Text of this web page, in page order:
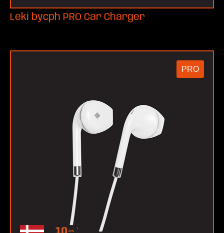
Leki bycph PRO Car Charger
PRO